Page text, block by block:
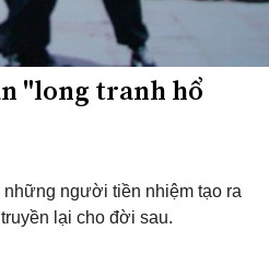
"long tranh hổ
người tiền nhiệm tạo ra
lại cho đời sau.